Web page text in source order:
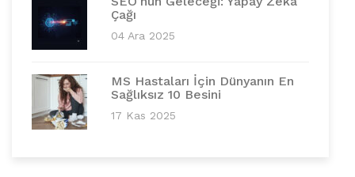
Çağı
04 Ara 2025
MS Hastaları İçin Dünyanın En
Sağlıksız 10 Besini
17 Kas 2025